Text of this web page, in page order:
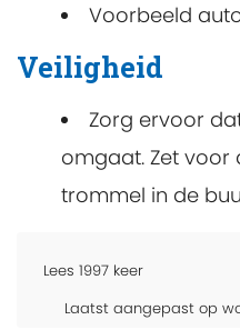
Voorbeeld
Veiligheid
Zorg ervoor
omgaat. Zet voor
trommel in de
Lees 1997 keer
Laatst aangepast op